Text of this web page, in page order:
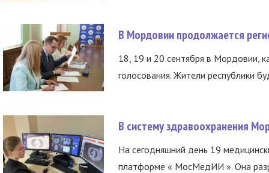
В Мордовии продолжается
18, 19 и 20 сентября в Мордовии,
голосования. Жители республики
В систему здравоохранения
На сегодняшний день 19
платформе « МосМедИИ ». Она